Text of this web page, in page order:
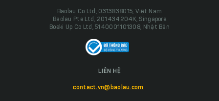
Baolau Co Ltd, 0313838015, Việt Nam
Baolau Pte Ltd, 201434204K, Singapore
Boeki Up Co Ltd, 5140001101308, Nhật Bản
LIÊN HỆ
contact.vn@baolau.com